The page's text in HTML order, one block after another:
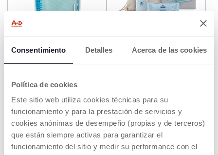
Consentimiento Detalles Acerca de las cookies
Política de cookies
Este sitio web utiliza cookies técnicas para su
funcionamiento y para la prestación de servicios y
cookies anónimas de desempeño (propias y de terceros)
que están siempre activas para garantizar el
funcionamiento del sitio y medir su performance con el
+ COLORES
Set de cuidado uñas Happy
Bolsa de paseo con cambio
SOLD OUT